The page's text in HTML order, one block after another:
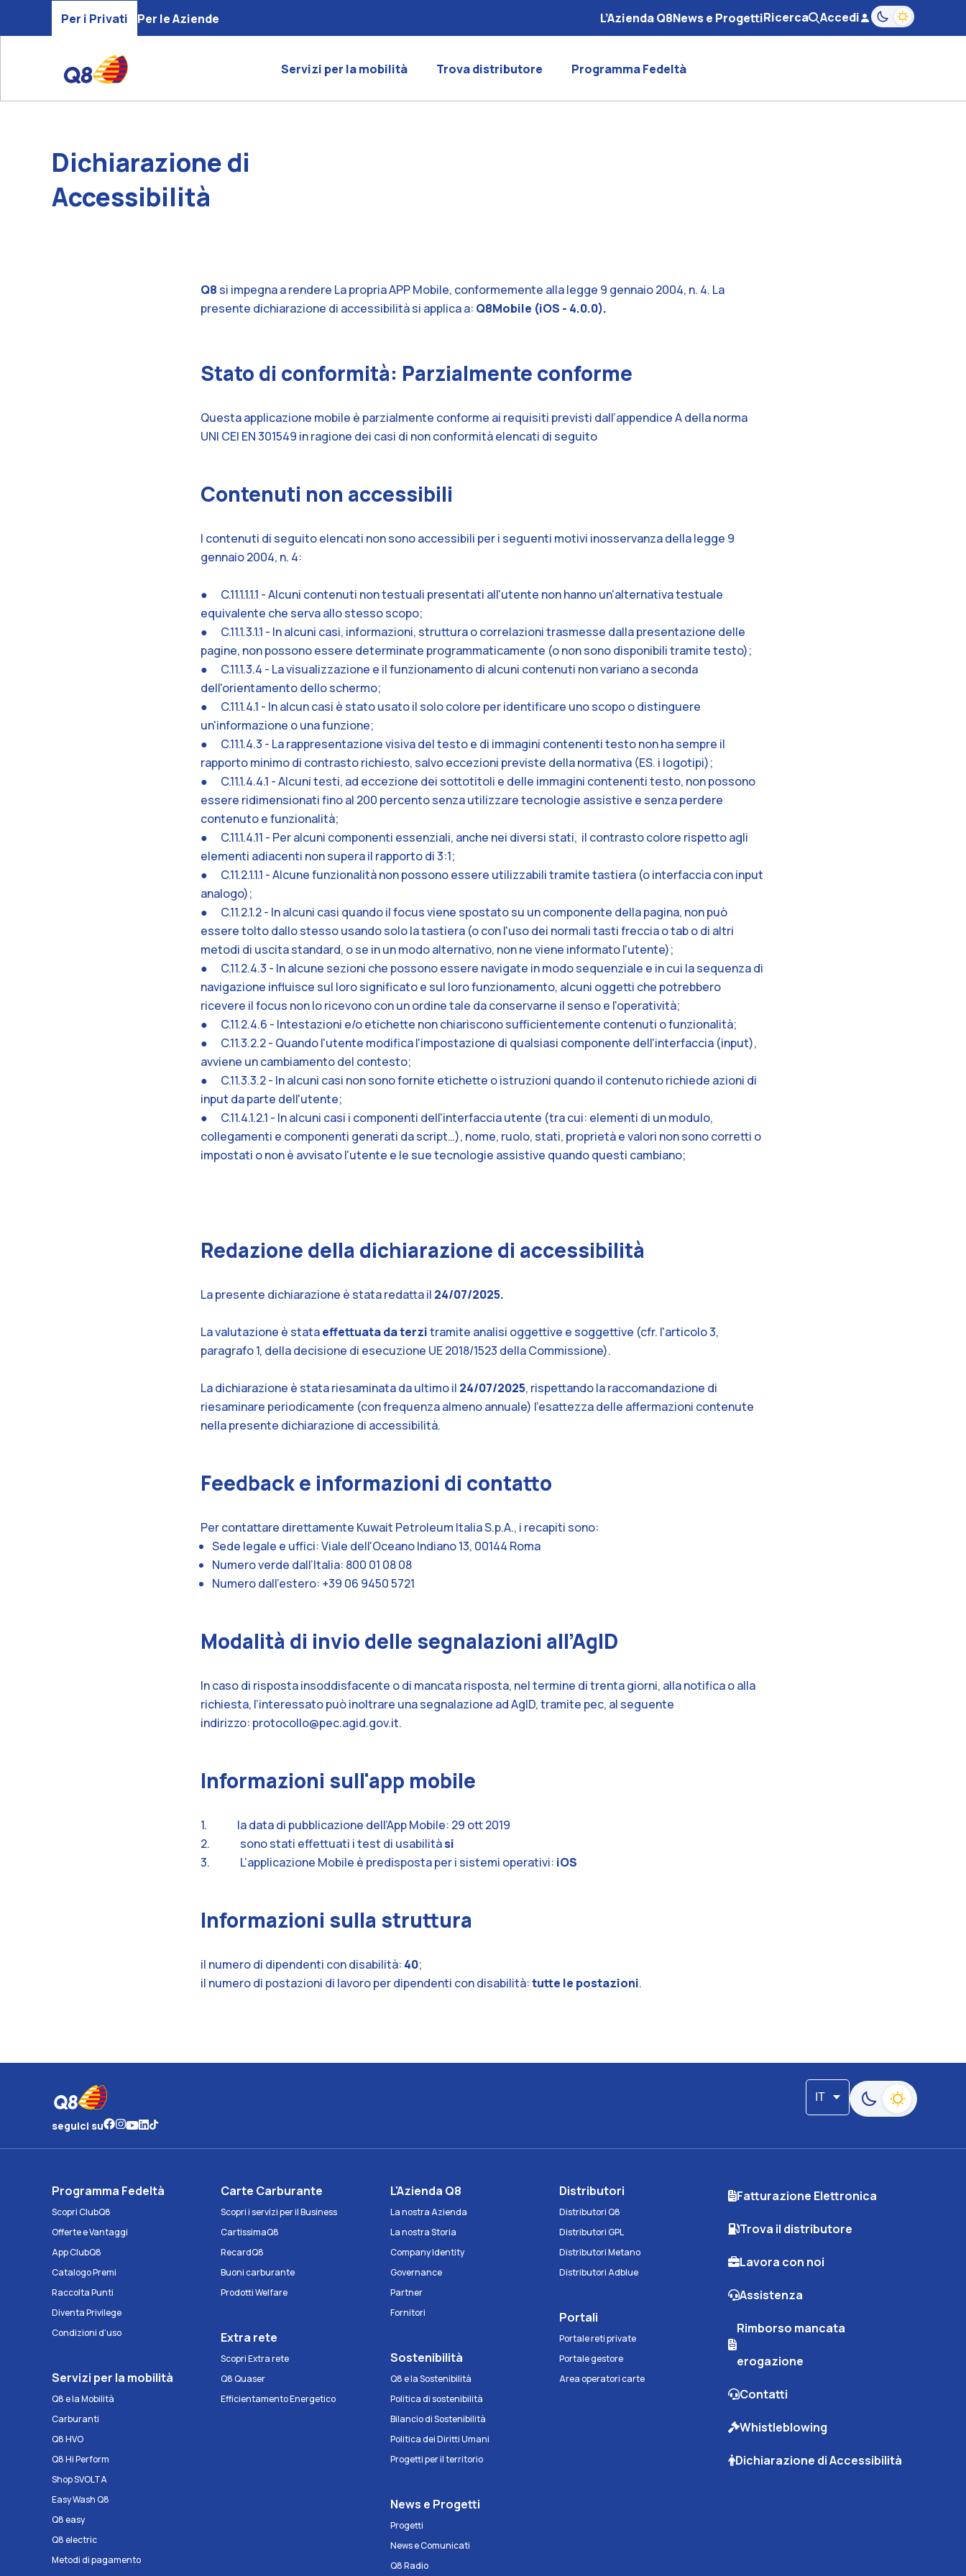
Per i Privati Per le Aziende L’Azienda Q8News e ProgettiRicercamagnifying-glassAccedi user Passa alla
Servizi per la mobilità Trova distributore Programma Fedeltà
Dichiarazione di
Accessibilità
Q8 si impegna a rendere La propria APP Mobile, conformemente alla legge 9 gennaio 2004, n. 4. La
presente dichiarazione di accessibilità si applica a: Q8Mobile (iOS - 4.0.0).
Stato di conformità: Parzialmente conforme
Questa applicazione mobile è parzialmente conforme ai requisiti previsti dall’appendice A della norma
UNI CEI EN 301549 in ragione dei casi di non conformità elencati di seguito
Contenuti non accessibili
I contenuti di seguito elencati non sono accessibili per i seguenti motivi inosservanza della legge 9
gennaio 2004, n. 4:
● C.11.1.1.1.1 - Alcuni contenuti non testuali presentati all'utente non hanno un'alternativa testuale
equivalente che serva allo stesso scopo;
● C.11.1.3.1.1 - In alcuni casi, informazioni, struttura o correlazioni trasmesse dalla presentazione delle
pagine, non possono essere determinate programmaticamente (o non sono disponibili tramite testo);
● C.11.1.3.4 - La visualizzazione e il funzionamento di alcuni contenuti non variano a seconda
dell'orientamento dello schermo;
● C.11.1.4.1 - In alcun casi è stato usato il solo colore per identificare uno scopo o distinguere
un'informazione o una funzione;
● C.11.1.4.3 - La rappresentazione visiva del testo e di immagini contenenti testo non ha sempre il
rapporto minimo di contrasto richiesto, salvo eccezioni previste della normativa (ES. i logotipi);
● C.11.1.4.4.1 - Alcuni testi, ad eccezione dei sottotitoli e delle immagini contenenti testo, non possono
essere ridimensionati fino al 200 percento senza utilizzare tecnologie assistive e senza perdere
contenuto e funzionalità;
● C.11.1.4.11 - Per alcuni componenti essenziali, anche nei diversi stati, il contrasto colore rispetto agli
elementi adiacenti non supera il rapporto di 3:1;
● C.11.2.1.1.1 - Alcune funzionalità non possono essere utilizzabili tramite tastiera (o interfaccia con input
analogo);
● C.11.2.1.2 - In alcuni casi quando il focus viene spostato su un componente della pagina, non può
essere tolto dallo stesso usando solo la tastiera (o con l'uso dei normali tasti freccia o tab o di altri
metodi di uscita standard, o se in un modo alternativo, non ne viene informato l'utente);
● C.11.2.4.3 - In alcune sezioni che possono essere navigate in modo sequenziale e in cui la sequenza di
navigazione influisce sul loro significato e sul loro funzionamento, alcuni oggetti che potrebbero
ricevere il focus non lo ricevono con un ordine tale da conservarne il senso e l'operatività;
● C.11.2.4.6 - Intestazioni e/o etichette non chiariscono sufficientemente contenuti o funzionalità;
● C.11.3.2.2 - Quando l'utente modifica l'impostazione di qualsiasi componente dell'interfaccia (input),
avviene un cambiamento del contesto;
● C.11.3.3.2 - In alcuni casi non sono fornite etichette o istruzioni quando il contenuto richiede azioni di
input da parte dell'utente;
● C.11.4.1.2.1 - In alcuni casi i componenti dell'interfaccia utente (tra cui: elementi di un modulo,
collegamenti e componenti generati da script…), nome, ruolo, stati, proprietà e valori non sono corretti o
impostati o non è avvisato l'utente e le sue tecnologie assistive quando questi cambiano;
Redazione della dichiarazione di accessibilità
La presente dichiarazione è stata redatta il 24/07/2025.
La valutazione è stataeffettuata da terzitramite analisi oggettive e soggettive (cfr. l'articolo 3,
paragrafo 1, della decisione di esecuzione UE 2018/1523 della Commissione).
La dichiarazione è stata riesaminata da ultimo il 24/07/2025, rispettando la raccomandazione di
riesaminare periodicamente (con frequenza almeno annuale) l’esattezza delle affermazioni contenute
nella presente dichiarazione di accessibilità.
Feedback e informazioni di contatto
Per contattare direttamente Kuwait Petroleum Italia S.p.A., i recapiti sono:
Sede legale e uffici: Viale dell'Oceano Indiano 13, 00144 Roma
Numero verde dall’Italia: 800 01 08 08
Numero dall’estero: +39 06 9450 5721
Modalità di invio delle segnalazioni all’AgID
In caso di risposta insoddisfacente o di mancata risposta, nel termine di trenta giorni, alla notifica o alla
richiesta, l’interessato può inoltrare una segnalazione ad AgID, tramite pec, al seguente
indirizzo: protocollo@pec.agid.gov.it.
Informazioni sull'app mobile
1. la data di pubblicazione dell’App Mobile: 29 ott 2019
2. sono stati effettuati i test di usabilitàsi
3. L’applicazione Mobile è predisposta per i sistemi operativi: iOS
Informazioni sulla struttura
il numero di dipendenti con disabilità: 40;
il numero di postazioni di lavoro per dipendenti con disabilità:tutte le postazioni.
IT
Passa alla modalità
seguici su
Programma Fedeltà
Scopri ClubQ8
Offerte e Vantaggi
App ClubQ8
Catalogo Premi
Raccolta Punti
Diventa Privilege
Condizioni d'uso
Servizi per la mobilità
Q8 e la Mobilità
Carburanti
Q8 HVO
Q8 Hi Perform
Shop SVOLTA
Easy Wash Q8
Q8 easy
Q8 electric
Metodi di pagamento
Carte Carburante
Scopri i servizi per il Business
CartissimaQ8
RecardQ8
Buoni carburante
Prodotti Welfare
Extra rete
Scopri Extra rete
Q8 Quaser
Efficientamento Energetico
L'Azienda Q8
La nostra Azienda
La nostra Storia
Company Identity
Governance
Partner
Fornitori
Sostenibilità
Q8 e la Sostenibilità
Politica di sostenibilità
Bilancio di Sostenibilità
Politica dei Diritti Umani
Progetti per il territorio
News e Progetti
Progetti
News e Comunicati
Q8 Radio
Distributori
Distributori Q8
Distributori GPL
Distributori Metano
Distributori Adblue
Portali
Portale reti private
Portale gestore
Area operatori carte
Fatturazione Elettronica
Trova il distributore
Lavora con noi
Assistenza
Rimborso mancata
erogazione
Contatti
Whistleblowing
Dichiarazione di Accessibilità